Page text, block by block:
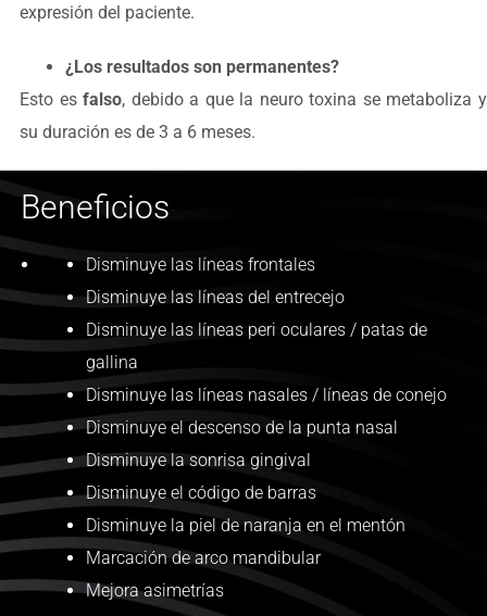
expresión del paciente.
¿Los resultados son permanentes?
Esto esfalso, debido a que la neuro toxina se metaboliza y
su duración es de 3 a 6 meses.
Beneficios
Disminuye las líneas frontales
Disminuye las líneas del entrecejo
Disminuye las líneas peri oculares / patas de
gallina
Disminuye las líneas nasales / líneas de conejo
Disminuye el descenso de la punta nasal
Disminuye la sonrisa gingival
Disminuye el código de barras
Disminuye la piel de naranja en el mentón
Marcación de arco mandibular
Mejora asimetrías